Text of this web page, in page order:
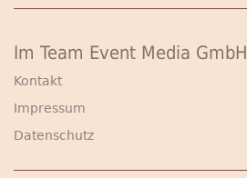
Im Team Event Media GmbH
Kontakt
Impressum
Datenschutz